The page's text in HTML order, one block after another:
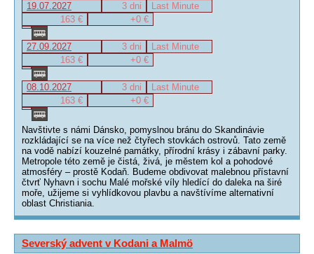
19.07.2027 3 dni
Last Minute
163 €
+0 €
27.09.2027 3 dni
Last Minute
163 €
+0 €
08.10.2027 3 dni
Last Minute
163 €
+0 €
Navštivte s námi Dánsko, pomyslnou bránu do Skandinávie
rozkládající se na více než čtyřech stovkách ostrovů. Tato země
na vodě nabízí kouzelné památky, přírodní krásy i zábavní parky.
Metropole této země je čistá, živá, je městem kol a pohodové
atmosféry – prostě Kodaň. Budeme obdivovat malebnou přístavní
čtvrť Nyhavn i sochu Malé mořské víly hledící do daleka na širé
moře, užijeme si vyhlídkovou plavbu a navštívíme alternativní
oblast Christiania.
Severský advent v Kodani a Malmö